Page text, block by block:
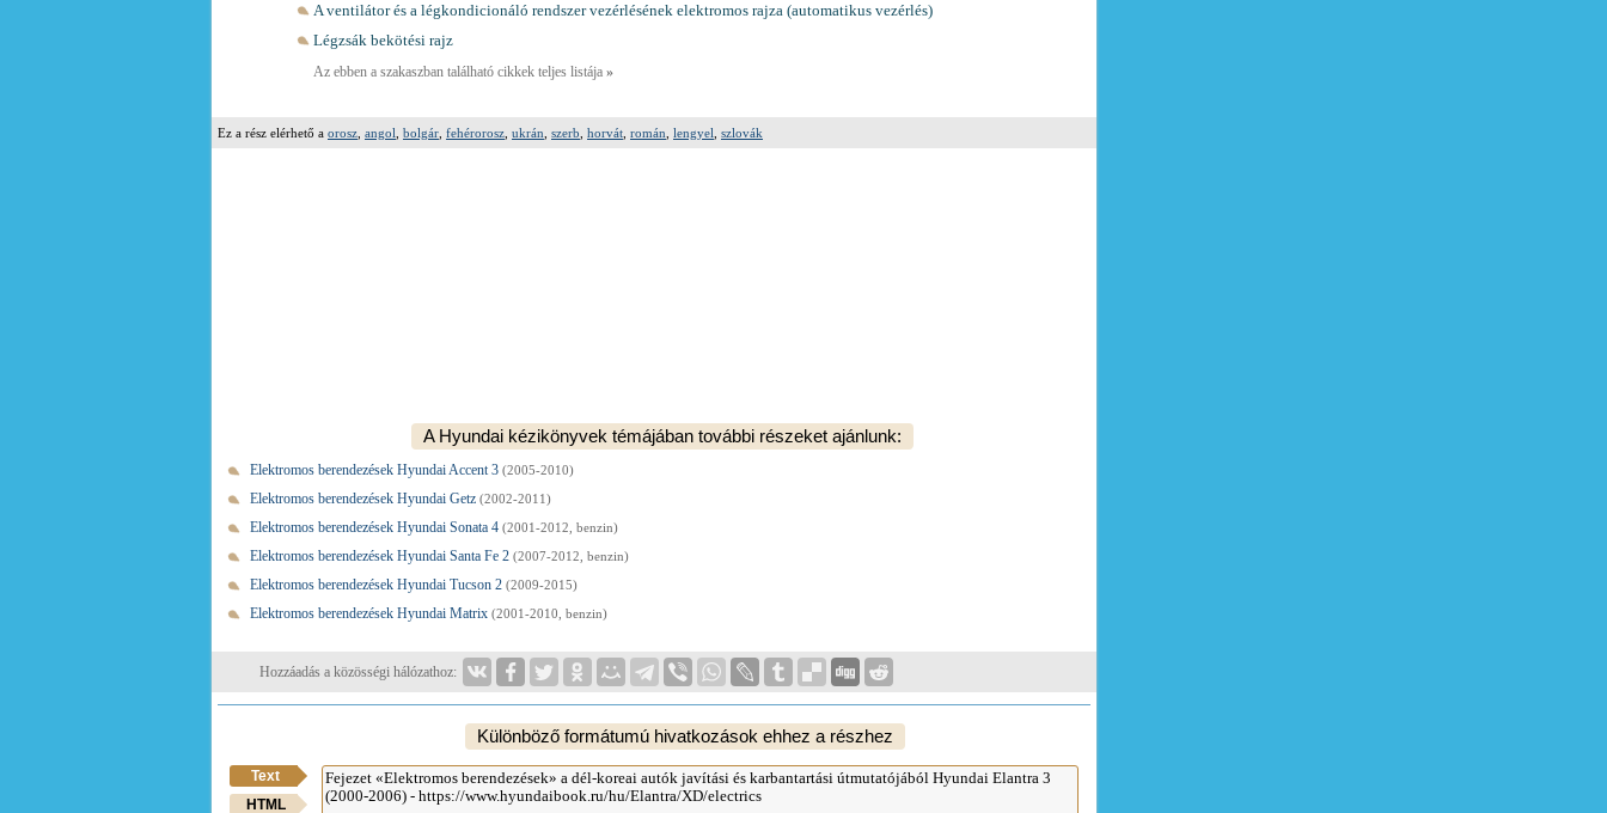
A ventilátor és a légkondicionáló rendszer vezérlésének elektromos rajza (automatikus vezérlés)
Légzsák bekötési rajz
Az ebben a szakaszban található cikkek teljes listája »
Ez a rész elérhető a orosz angol bolgár fehérorosz ukrán szerb horvát román lengyel szlovák
A Hyundai kézikönyvek témájában további részeket ajánlunk:
Elektromos berendezések Hyundai Accent 3 (2005-2010)
Elektromos berendezések Hyundai Getz (2002-2011)
Elektromos berendezések Hyundai Sonata 4 (2001-2012, benzin)
Elektromos berendezések Hyundai Santa Fe 2 (2007-2012, benzin)
Elektromos berendezések Hyundai Tucson 2 (2009-2015)
Elektromos berendezések Hyundai Matrix (2001-2010, benzin)
Hozzáadás a közösségi hálózathoz:
Különböző formátumú hivatkozások ehhez a részhez
Text
HTML